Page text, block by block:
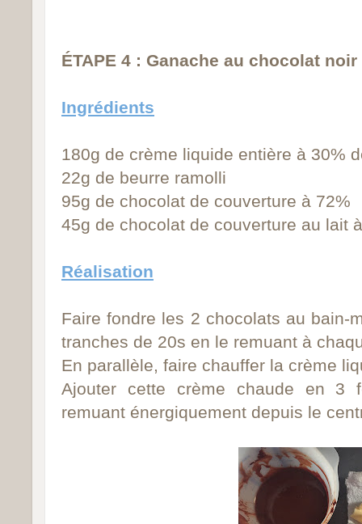
ÉTAPE 4 : Ganache au chocolat noir
Ingrédients
180g de crème liquide entière à 30%
22g de beurre ramolli
95g de chocolat de couverture à 72%
45g de chocolat de couverture au lait
Réalisation
Faire fondre les 2 chocolats au bain-
tranches de 20s en le remuant à
En parallèle, faire chauffer la crème
Ajouter cette crème chaude en 3
remuant énergiquement depuis le